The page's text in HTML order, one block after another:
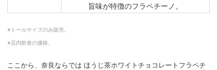
旨味が特徴のフラペチーノ。
※トールサイズのみ販売。
※店内飲食の価格。
ここから、奈良ならでは ほうじ茶ホワイトチョコレートフラペチ